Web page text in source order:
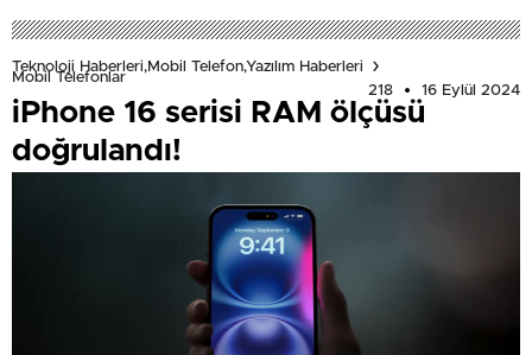
Teknoloji Haberleri,Mobil Telefon,Yazılım Haberleri
Mobil Telefonlar
218
16 Eylül 2024
iPhone 16 serisi RAM ölçüsü
doğrulandı!